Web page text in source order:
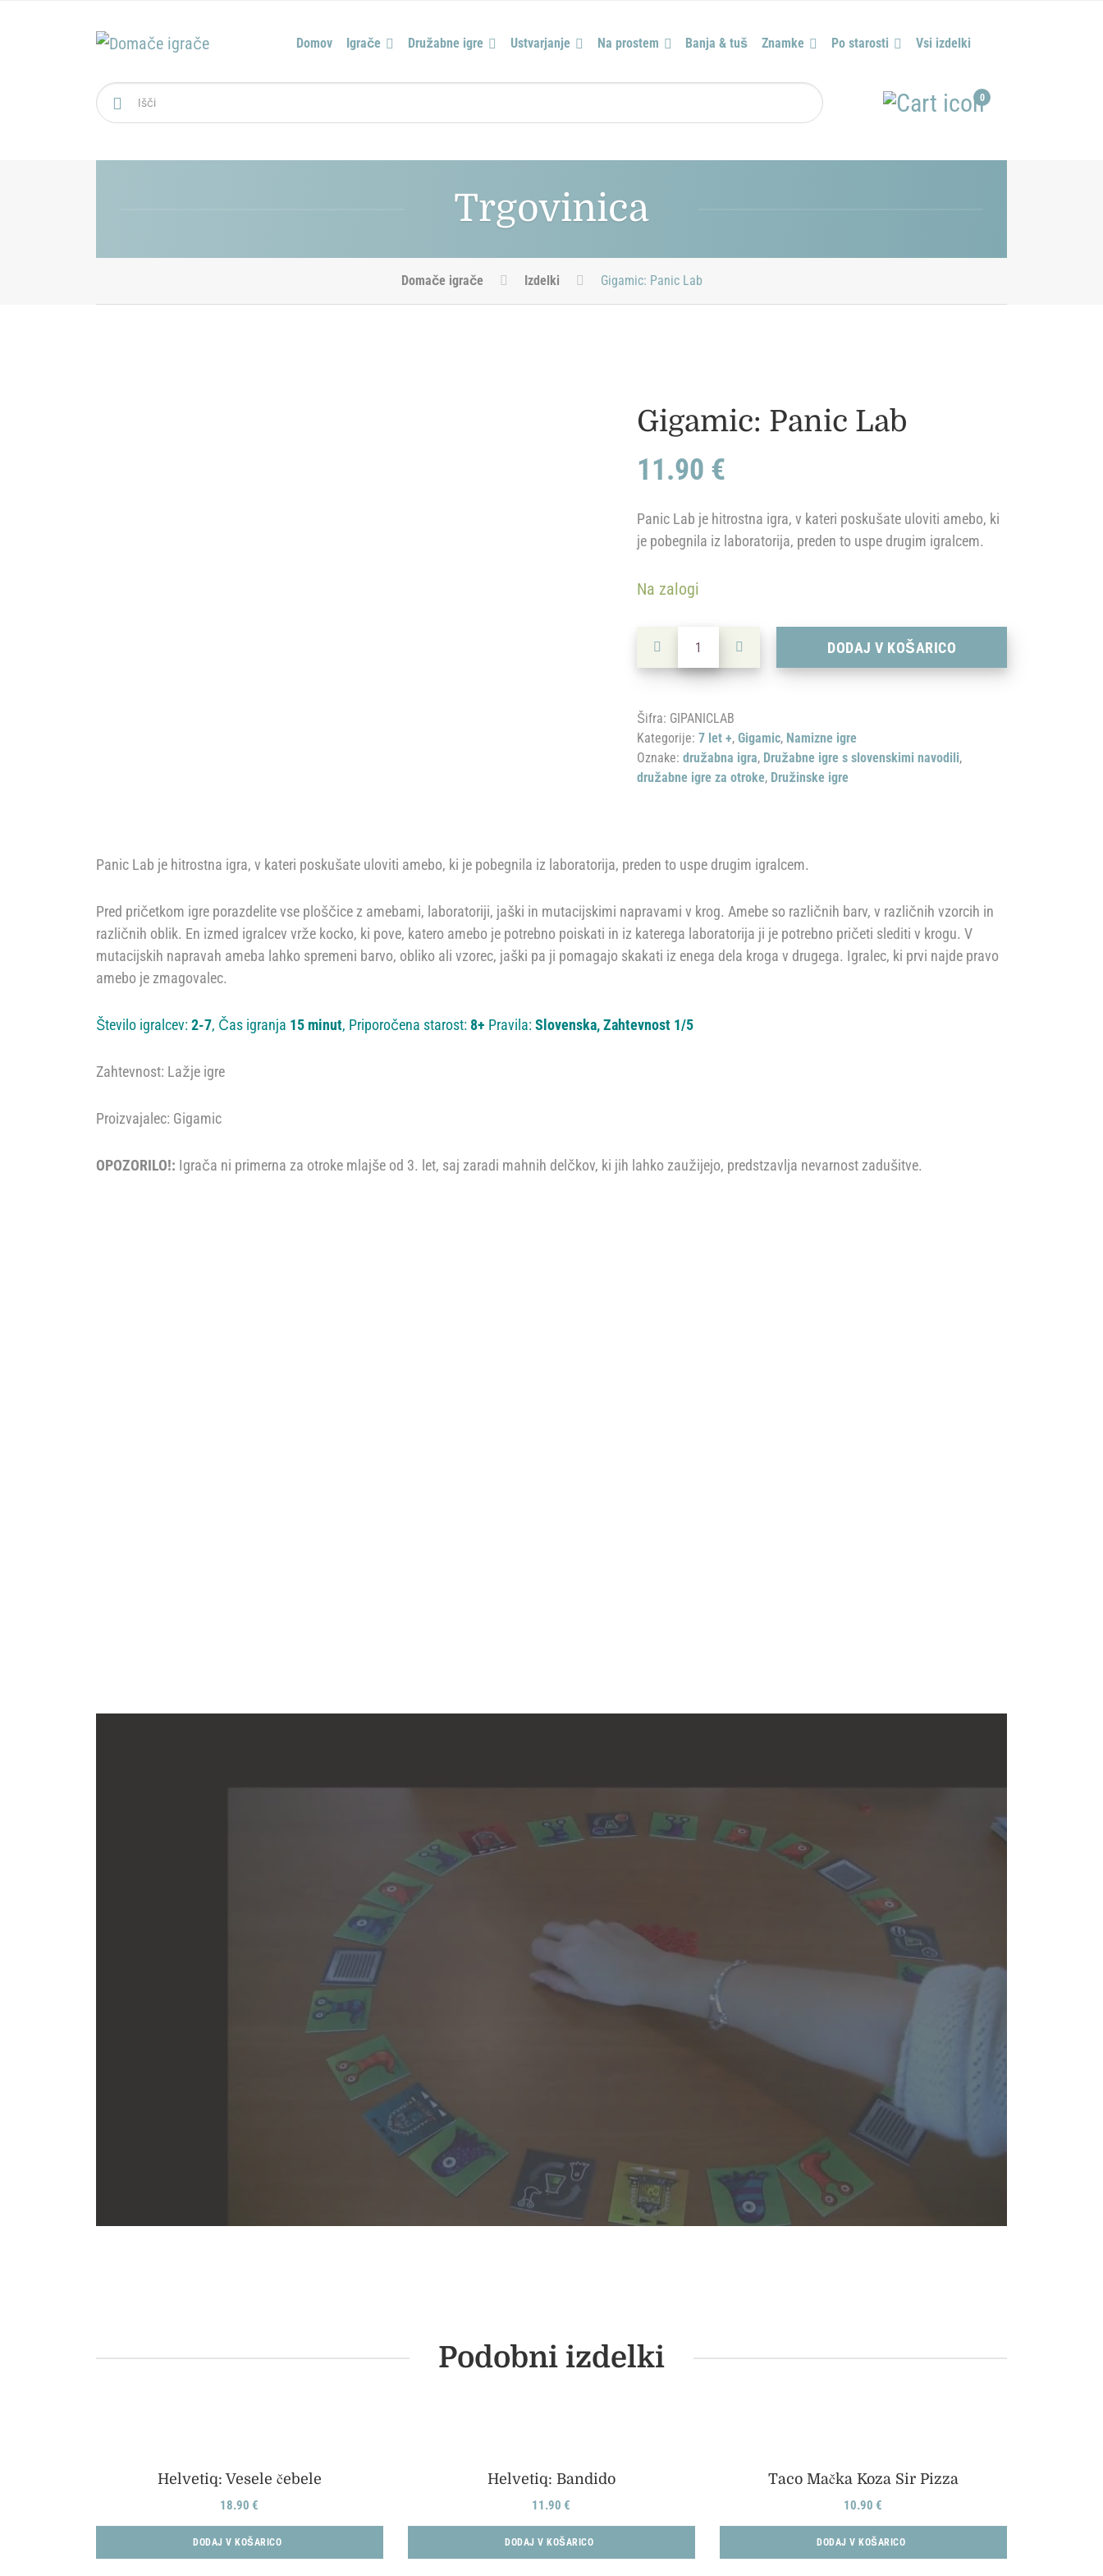
Domov Igrače Družabne igre Ustvarjanje Na prostem Banja & tuš Znamke Po starosti Vsi izdelki
Išči: 0
Trgovinica
Domače igrače Izdelki Gigamic: Panic Lab
Gigamic: Panic Lab
11.90 €
Panic Lab je hitrostna igra, v kateri poskušate uloviti amebo, ki
je pobegnila iz laboratorija, preden to uspe drugim igralcem.
Na zalogi
Gigamic: Panic Lab količina DODAJ V KOŠARICO
Šifra: GIPANICLAB
Kategorije:7 let +,Gigamic, Namizne igre
Oznake:družabna igra, Družabne igre s slovenskimi navodili,
družabne igre za otroke, Družinske igre
Panic Lab je hitrostna igra, v kateri poskušate uloviti amebo, ki je pobegnila iz laboratorija, preden to uspe drugim igralcem.
Pred pričetkom igre porazdelite vse ploščice z amebami, laboratoriji, jaški in mutacijskimi napravami v krog. Amebe so različnih barv, v različnih vzorcih in
različnih oblik. En izmed igralcev vrže kocko, ki pove, katero amebo je potrebno poiskati in iz katerega laboratorija ji je potrebno pričeti slediti v krogu. V
mutacijskih napravah ameba lahko spremeni barvo, obliko ali vzorec, jaški pa ji pomagajo skakati iz enega dela kroga v drugega. Igralec, ki prvi najde pravo
amebo je zmagovalec.
Število igralcev:2-7, Čas igranja 15 minut, Priporočena starost: 8+ Pravila:Slovenska, Zahtevnost 1/5
Zahtevnost: Lažje igre
Proizvajalec: Gigamic
OPOZORILO!: Igrača ni primerna za otroke mlajše od 3. let, saj zaradi mahnih delčkov, ki jih lahko zaužijejo, predstzavlja nevarnost zadušitve.
Podobni izdelki
Helvetiq: Vesele čebele
18.90€
DODAJ V KOŠARICO
Helvetiq: Bandido
11.90€
DODAJ V KOŠARICO
Taco Mačka Koza Sir Pizza
10.90€
DODAJ V KOŠARICO